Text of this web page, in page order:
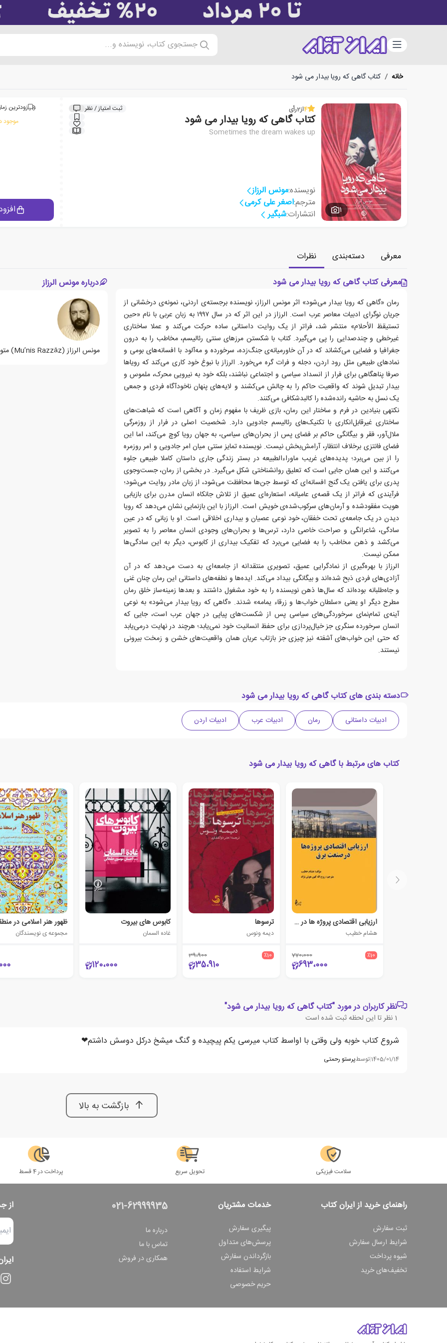
دسته‌بندی جستجوی کتاب، نویسنده و...
خانه / کتاب گاهی که رویا بیدار می شود
1
4از2رأی ثبت امتیاز / نظر
کتاب گاهی که رویا بیدار می شود
Sometimes the dream wakes up
نویسنده:مونس الرزاز
مترجم:اصغر علی کرمی
انتشارات:شبگیر
زودترین
موجود
معرفی دسته‌بندی
نظرات
معرفی کتاب گاهی که رویا بیدار می شود
رمان «گاهی که رویا بیدار می‌شود» اثر مونس الرزاز، نویسنده برجسته‌ی اردنی، نمونه‌ی درخشانی از
جریان نوگرای ادبیات معاصر عرب است. الرزاز در این اثر که در سال ۱۹۹۷ به زبان عربی با نام «حین
تستیقظ الأحلام» منتشر شد، فراتر از یک روایت داستانی ساده حرکت می‌کند و عملا ساختاری
غیرخطی و چندصدایی را پی می‌گیرد. کتاب با شکستن مرزهای سنتی رئالیسم، مخاطب را به درون
جغرافیا و فضایی می‌کشاند که در آن خاورمیانه‌ی جنگ‌زده، سرخورده و مه‌آلود با افسانه‌های بومی و
نمادهای طبیعی مثل رود اردن، دجله و فرات گره می‌خورد. الرزاز با نبوغ خود کاری می‌کند که رویاها
صرفا پناهگاهی برای فرار از انسداد سیاسی و اجتماعی نباشند، بلکه خود به نیرویی محرک، ملموس و
بیدار تبدیل شوند که واقعیت حاکم را به چالش می‌کشند و لایه‌های پنهان ناخودآگاه فردی و جمعی
یک نسل به حاشیه رانده‌شده را کالبدشکافی می‌کنند.
نکته‎ی بنیادین در فرم و ساختار این رمان، بازی ظریف با مفهوم زمان و آگاهی است که شباهت‌های
ساختاری غیرقابل‌انکاری با تکنیک‌های رئالیسم جادویی دارد. شخصیت اصلی در فرار از روزمرگی
ملال‌آور، فقر و بیگانگی حاکم بر فضای پس از بحران‌های سیاسی، به جهان رویا کوچ می‌کند، اما این
فضای فانتزی برخلاف انتظار، آرامش‌بخش نیست. نویسنده تمایز سنتی میان امر جادویی و امر روزمره
را از بین می‌برد؛ پدیده‌های غریب ماوراءالطبیعه در بستر زندگی جاری داستان کاملا طبیعی جلوه
می‌کنند و این همان جایی است که تعلیق روانشناختی شکل می‌گیرد. در بخشی از رمان، جست‌وجوی
پدری برای یافتن یک گنج افسانه‌‌ای که توسط جن‌ها محافظت می‌شود، از زبان مادر روایت می‌شود؛
فرآیندی که فراتر از یک قصه‌ی عامیانه، استعاره‌‌ای عمیق از تلاش جانکاه انسان مدرن برای بازیابی
هویت مفقودشده و آرمان‌های سرکوب‌شده‌ی خویش است. الرزاز با این بازنمایی نشان می‌دهد که رویا
دیدن در یک جامعه‌ی تحت خفقان، خود نوعی عصیان و بیداری اخلاقی است. او با زبانی که در عین
سادگی، شاعرانگی و صراحت خاصی دارد، ترس‌ها و بحران‌های وجودی انسان معاصر را به تصویر
می‌کشد و ذهن مخاطب را به فضایی می‌برد که تفکیک بیداری از کابوس، دیگر به این سادگی‌ها
ممکن نیست.
الرزاز با بهره‌گیری از نمادگرایی عمیق، تصویری منتقدانه از جامعه‌ای به دست می‌دهد که در آن
آزادی‌های فردی ذبح شده‌اند و بیگانگی بیداد می‌کند. ایده‌ها و نطفه‌های داستانی این رمان چنان غنی
و جاه‌طلبانه بوده‌اند که سال‌ها ذهن نویسنده را به خود مشغول داشتند و بعدها زمینه‌ساز خلق رمان
مطرح دیگر او یعنی «سلطان خواب‌ها و زرقاء یمامه» شدند. «گاهی که رویا بیدار می‌شود» به نوعی
آینه‌ی تمام‌نمای سرخوردگی‌های سیاسی پس از شکست‌های پیاپی در جهان عرب است، جایی که
انسان سرخورده سنگری جز خیال‌پردازی برای حفظ انسانیت خود نمی‌یابد؛ هرچند در نهایت درمی‌یابد
که حتی این خواب‌های آشفته نیز چیزی جز بازتاب عریان همان واقعیت‌های خشن و زمخت بیرونی
نیستند.
درباره مونس الرزاز
مونس الرزاز (Muʼnis Razzāz) متولد سال 1951، نویسنده اردنی می باشد.
دسته بندی های کتاب گاهی که رویا بیدار می شود
ادبیات داستانی رمان ادبیات عرب ادبیات اردن
کتاب های مرتبط با گاهی که رویا بیدار می شود
ارزیابی اقتصادی پروژه ها در صنعت برق
هشام خطیب
٪10 770،000
693،000
ترسوها
دیمه ونوس
٪10 39،900
35،910
کابوس های بیروت
غاده السمان
120،000
مجموعه ی نویسندگان
نظر کاربران در مورد "کتاب گاهی که رویا بیدار می شود"
1 نظر تا این لحظه ثبت شده است
شروع کتاب خوبه ولی وقتی با اواسط کتاب میرسی یکم پیچیده و گنگ میشخ درکل دوسش داشتم❤
1405/01/14
|توسطپرستو رحمتی
بازگشت به بالا
سلامت فیزیکی تحویل سریع پرداخت در 4 قسط
راهنمای خرید از ایران کتاب
ثبت سفارش
شرایط ارسال سفارش
شیوه پرداخت
تخفیف‌های خرید
خدمات مشتریان
پیگیری سفارش
پرسش‌های متداول
بازگرداندن سفارش
شرایط استفاده
حریم خصوصی
021-62999935
درباره ما
تماس با ما
همکاری در فروش
از